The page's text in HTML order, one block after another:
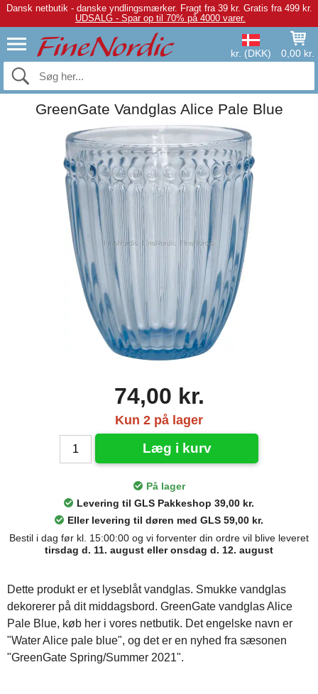
Dansk netbutik - danske yndlingsmærker. Fragt fra 39 kr. Gratis fra 499 kr.
UDSALG - Spar op til 70% på 4000 varer.
kr. (DKK) 0,00 kr.
GreenGate Vandglas Alice Pale Blue
74,00 kr.
Kun 2 på lager
Læg i kurv
På lager
Levering til GLS Pakkeshop 39,00 kr.
Eller levering til døren med GLS 59,00 kr.
Bestil i dag før kl. 15:00:00 og vi forventer din ordre vil blive leveret
tirsdag d. 11. august eller onsdag d. 12. august
Dette produkt er et lyseblåt vandglas. Smukke vandglas
dekorerer på dit middagsbord. GreenGate vandglas Alice
Pale Blue, køb her i vores netbutik. Det engelske navn er
"Water Alice pale blue", og det er en nyhed fra sæsonen
"GreenGate Spring/Summer 2021".